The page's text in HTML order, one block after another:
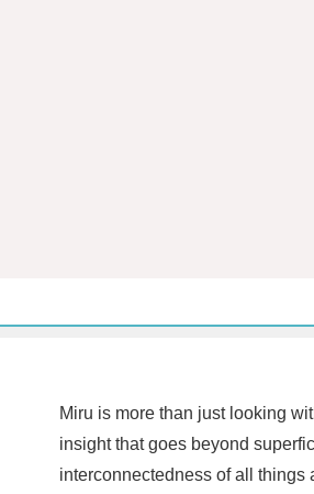
Miru is more than just looking
insight that goes beyond
interconnectedness of all things